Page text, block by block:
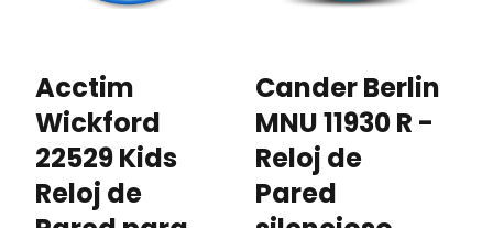
Acctim
Wickford
22529 Kids
Reloj de
Cander Berlin
MNU 11930 R -
Reloj de
Pared